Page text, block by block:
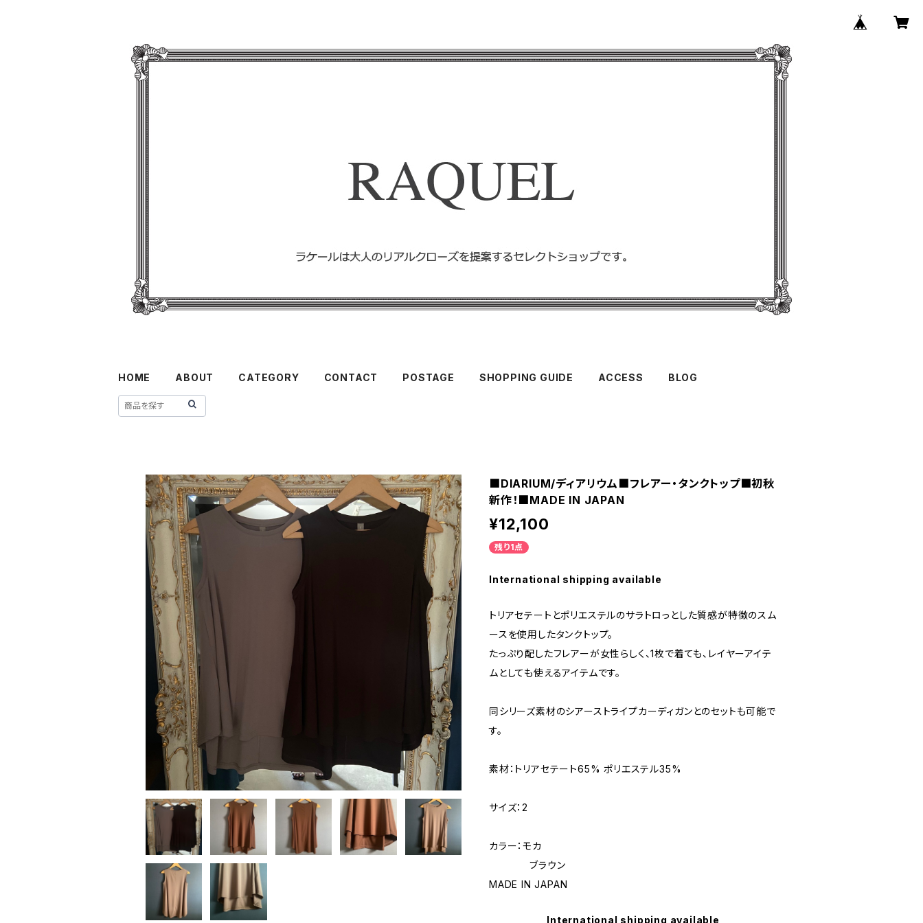
HOME ABOUT CATEGORY CONTACT POSTAGE SHOPPING GUIDE ACCESS BLOG
■DIARIUM/ディアリウム■フレアー・タンクトップ■初秋
新作！■MADE IN JAPAN
¥12,100
残り1点
International shipping available
トリアセテートとポリエステルのサラトロっとした質感が特徴のスム
ースを使用したタンクトップ。
たっぷり配したフレアーが女性らしく、1枚で着ても、レイヤーアイテ
ムとしても使えるアイテムです。
同シリーズ素材のシアーストライプカーディガンとのセットも可能で
す。
素材：トリアセテート65% ポリエステル35%
サイズ：2
カラー：モカ
ブラウン
MADE IN JAPAN
International shipping available